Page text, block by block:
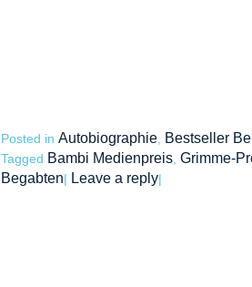
Posted in Autobiographie, Bestseller
Tagged Bambi Medienpreis, Grimme-
Begabten| Leave a reply|